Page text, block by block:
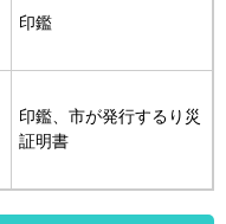
印鑑
印鑑、市が発行するり災
証明書